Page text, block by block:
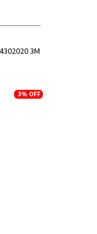
3M
3% OFF